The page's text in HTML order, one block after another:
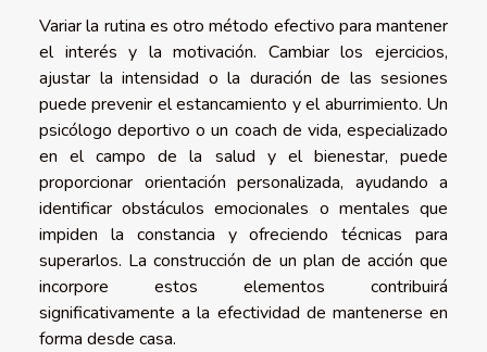
Variar la rutina es otro método efectivo para mantener
el interés y la motivación. Cambiar los ejercicios,
ajustar la intensidad o la duración de las sesiones
puede prevenir el estancamiento y el aburrimiento. Un
psicólogo deportivo o un coach de vida, especializado
en el campo de la salud y el bienestar, puede
proporcionar orientación personalizada, ayudando a
identificar obstáculos emocionales o mentales que
impiden la constancia y ofreciendo técnicas para
superarlos. La construcción de un plan de acción que
incorpore estos elementos contribuirá
significativamente a la efectividad de mantenerse en
forma desde casa.